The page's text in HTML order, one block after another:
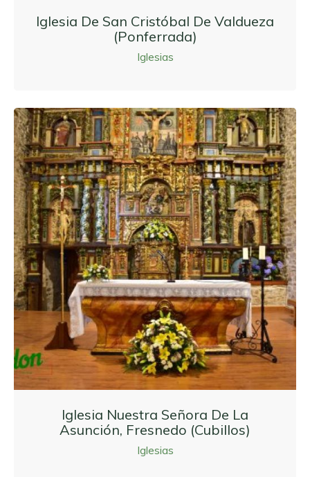
Iglesia De San Cristóbal De Valdueza
(Ponferrada)
Iglesias
Iglesia Nuestra Señora De La
Asunción, Fresnedo (Cubillos)
Iglesias